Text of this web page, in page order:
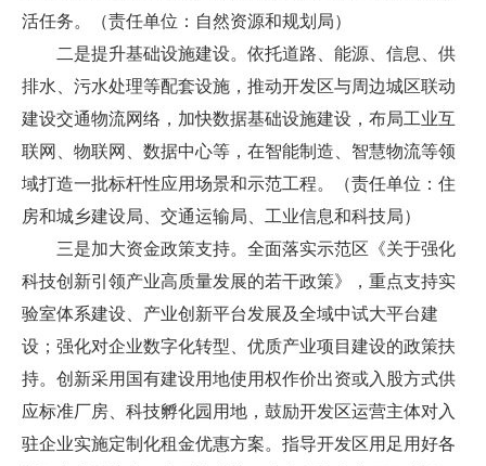
活任务。（责任单位：自然资源和规划局）
二是提升基础设施建设。依托道路、能源、信息、供
排水、污水处理等配套设施，推动开发区与周边城区联动
建设交通物流网络，加快数据基础设施建设，布局工业互
联网、物联网、数据中心等，在智能制造、智慧物流等领
域打造一批标杆性应用场景和示范工程。（责任单位：住
房和城乡建设局、交通运输局、工业信息和科技局）
三是加大资金政策支持。全面落实示范区《关于强化
科技创新引领产业高质量发展的若干政策》，重点支持实
验室体系建设、产业创新平台发展及全域中试大平台建
设；强化对企业数字化转型、优质产业项目建设的政策扶
持。创新采用国有建设用地使用权作价出资或入股方式供
应标准厂房、科技孵化园用地，鼓励开发区运营主体对入
驻企业实施定制化租金优惠方案。指导开发区用足用好各